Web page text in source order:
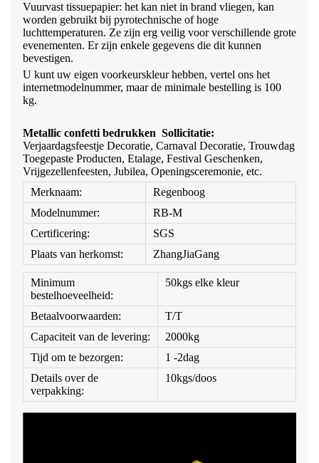
Vuurvast tissuepapier: het kan niet in brand vliegen, kan
worden gebruikt bij pyrotechnische of hoge
luchttemperaturen. Ze zijn erg veilig voor verschillende grote
evenementen. Er zijn enkele gegevens die dit kunnen
bevestigen.
U kunt uw eigen voorkeurskleur hebben, vertel ons het
internetmodelnummer, maar de minimale bestelling is 100
kg.
Metallic confetti bedrukken Sollicitatie:
Verjaardagsfeestje Decoratie, Carnaval Decoratie, Trouwdag
Toegepaste Producten, Etalage, Festival Geschenken,
Vrijgezellenfeesten, Jubilea, Openingsceremonie, etc.
Merknaam:
Regenboog
Modelnummer:
RB-M
Certificering:
SGS
Plaats van herkomst:
ZhangJiaGang
Minimum
bestelhoeveelheid:
50kgs elke kleur
Betaalvoorwaarden:
T/T
Capaciteit van de levering:
2000kg
Tijd om te bezorgen:
1 -2dag
Details over de
verpakking:
10kgs/doos